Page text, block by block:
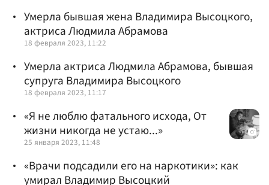
Умерла бывшая жена Владимира Высоцкого,
актриса Людмила Абрамова
18 февраля 2023, 11:22
Умерла актриса Людмила Абрамова, бывшая
супруга Владимира Высоцкого
18 февраля 2023, 11:17
«Я не люблю фатального исхода, От
жизни никогда не устаю...»
25 января 2023, 11:48
«Врачи подсадили его на наркотики»: как
умирал Владимир Высоцкий